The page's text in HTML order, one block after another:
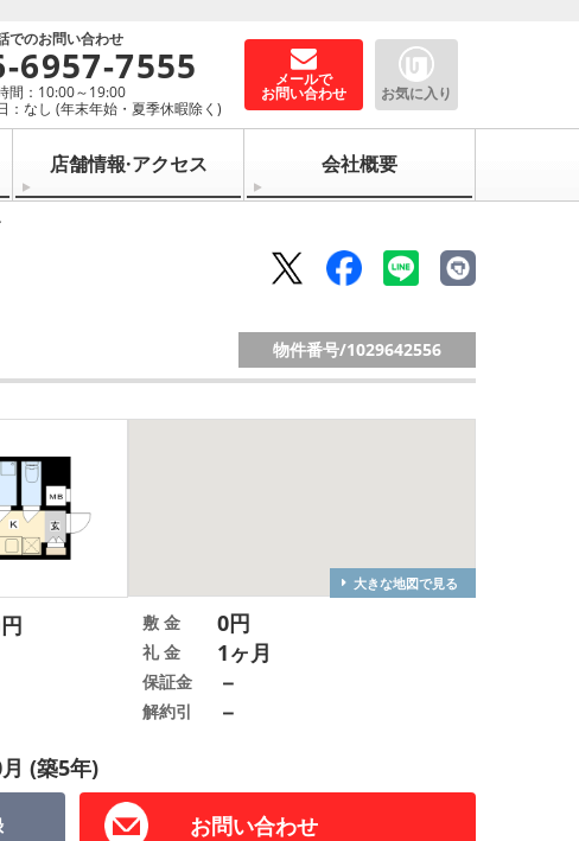
でのお問い合わせ
6957-7555
間：10:00～19:00
：なし (年末年始・夏季休暇除く)
メールで
お問い合わせ お気に入り
店舗情報·アクセス 会社概要
物件番号/1029642556
大きな地図で見る
お問い合わせ
円
(築5年)
敷 金 0円
礼 金 1ヶ月
保証金 －
解約引 －